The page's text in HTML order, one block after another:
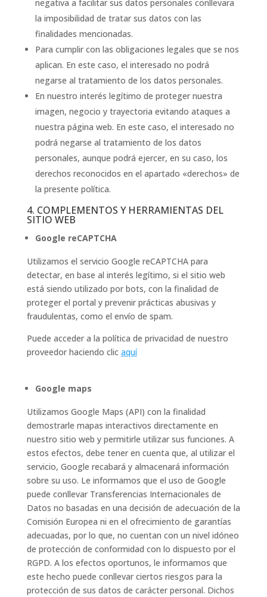
negativa a facilitar sus datos personales conllevara
la imposibilidad de tratar sus datos con las
finalidades mencionadas.
Para cumplir con las obligaciones legales que se nos
aplican. En este caso, el interesado no podrá
negarse al tratamiento de los datos personales.
En nuestro interés legítimo de proteger nuestra
imagen, negocio y trayectoria evitando ataques a
nuestra página web. En este caso, el interesado no
podrá negarse al tratamiento de los datos
personales, aunque podrá ejercer, en su caso, los
derechos reconocidos en el apartado «derechos» de
la presente política.
4. COMPLEMENTOS Y HERRAMIENTAS DEL
SITIO WEB
Google reCAPTCHA
Utilizamos el servicio Google reCAPTCHA para
detectar, en base al interés legítimo, si el sitio web
está siendo utilizado por bots, con la finalidad de
proteger el portal y prevenir prácticas abusivas y
fraudulentas, como el envío de spam.
Puede acceder a la política de privacidad de nuestro
proveedor haciendo clic aquí
Google maps
Utilizamos Google Maps (API) con la finalidad
demostrarle mapas interactivos directamente en
nuestro sitio web y permitirle utilizar sus funciones. A
estos efectos, debe tener en cuenta que, al utilizar el
servicio, Google recabará y almacenará información
sobre su uso. Le informamos que el uso de Google
puede conllevar Transferencias Internacionales de
Datos no basadas en una decisión de adecuación de la
Comisión Europea ni en el ofrecimiento de garantías
adecuadas, por lo que, no cuentan con un nivel idóneo
de protección de conformidad con lo dispuesto por el
RGPD. A los efectos oportunos, le informamos que
este hecho puede conllevar ciertos riesgos para la
protección de sus datos de carácter personal. Dichos